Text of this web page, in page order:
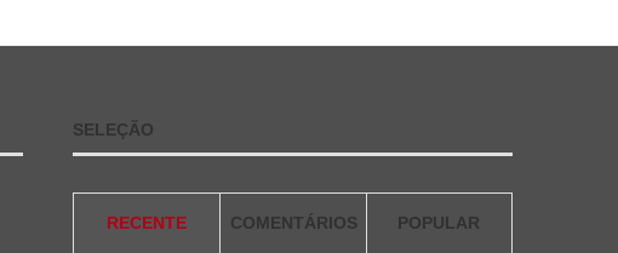
SELEÇÃO
RECENTE COMENTÁRIOS POPULAR